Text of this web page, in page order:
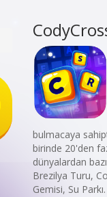
bulmacaya
birinde 20'den
dünyalardan
Brezilya Turu,
Gemisi, Su Parkı.